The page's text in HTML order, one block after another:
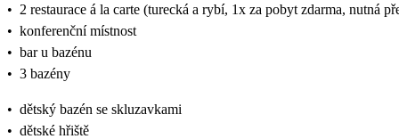
• 2 restaurace á la carte (turecká a rybí, 1x za pobyt zdarma, nutná
• konferenční místnost
• bar u bazénu
• 3 bazény
• dětský bazén se skluzavkami
• dětské hřiště